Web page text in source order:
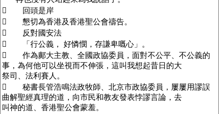
 回頭是岸
 懇切為香港及香港聖公會禱告。
 反對國安法
 「行公義， 好憐憫，存謙卑嘅心」。
 作為鄺大主教、全國政協委員，面對不公平、不公義的
事，為何他可以坐視而不伸張，這叫我想起昔日的大
祭司、法利賽人。
 秘書長管浩鳴法政牧師、北京市政協委員，屢屢用謬誤
曲解聖經真理的道，向市民和教友發表悖謬言論，去
叫神的道、香港聖公會蒙羞。